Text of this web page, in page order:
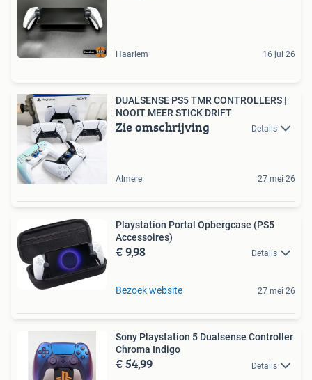
Haarlem 16 jul 26
DUALSENSE PS5 TMR CONTROLLERS |
NOOIT MEER STICK DRIFT
Zie omschrijving Details
Almere 27 mei 26
Playstation Portal Opbergcase (PS5
Accessoires)
€ 9,98 Details
Bezoek website 27 mei 26
Sony Playstation 5 Dualsense Controller
Chroma Indigo
€ 54,99 Details